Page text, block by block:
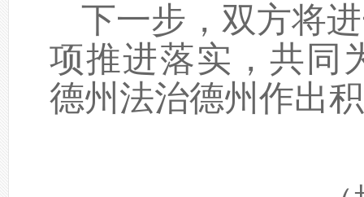
下一步，双方将
项推进落实，共同
德州法治德州作出